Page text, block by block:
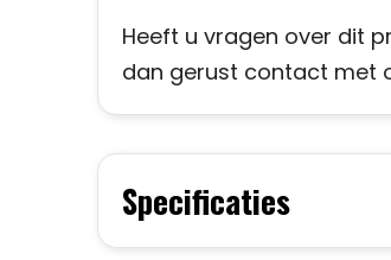
Heeft u vragen over dit
dan gerust contact met
Specificaties